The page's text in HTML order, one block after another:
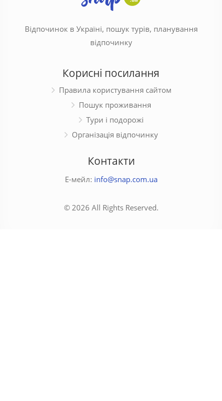
Відпочинок в Україні, пошук турів, планування
відпочинку
Корисні посилання
Правила користування сайтом
Пошук проживання
Тури і подорожі
Організація відпочинку
Контакти
Е-мейл: info@snap.com.ua
© 2026 All Rights Reserved.